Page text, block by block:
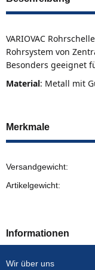
VARIOVAC
Rohrsystem von
Besonders geeignet
Material: Metall mit
Merkmale
Versandgewicht:
Artikelgewicht:
Informationen
Wir über uns